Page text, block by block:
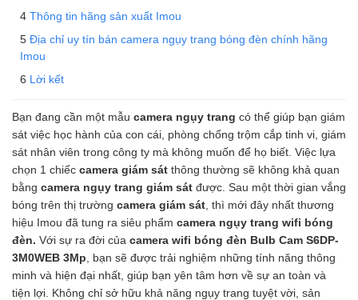
Thông tin hãng sản xuất Imou
Địa chỉ uy tín bán camera ngụy trang bóng đèn chính hãng
Imou
Lời kết
Bạn đang cần một mẫu camera ngụy trang có thể giúp bạn giám
sát việc học hành của con cái, phòng chống trộm cắp tinh vi, giám
sát nhân viên trong công ty mà không muốn để họ biết. Việc lựa
chọn 1 chiếc camera giám sát thông thường sẽ không khả quan
bằng camera ngụy trang giám sát được. Sau một thời gian vắng
bóng trên thị trường camera giám sát thì mới đây nhất thương
hiệu Imou đã tung ra siêu phẩm camera ngụy trang wifi bóng
đèn. Với sự ra đời của camera wifi bóng đèn Bulb Cam S6DP-
3M0WEB 3Mp , bạn sẽ được trải nghiệm những tính năng thông
minh và hiện đại nhất, giúp bạn yên tâm hơn về sự an toàn và
tiện lợi. Không chỉ sở hữu khả năng ngụy trang tuyệt vời, sản